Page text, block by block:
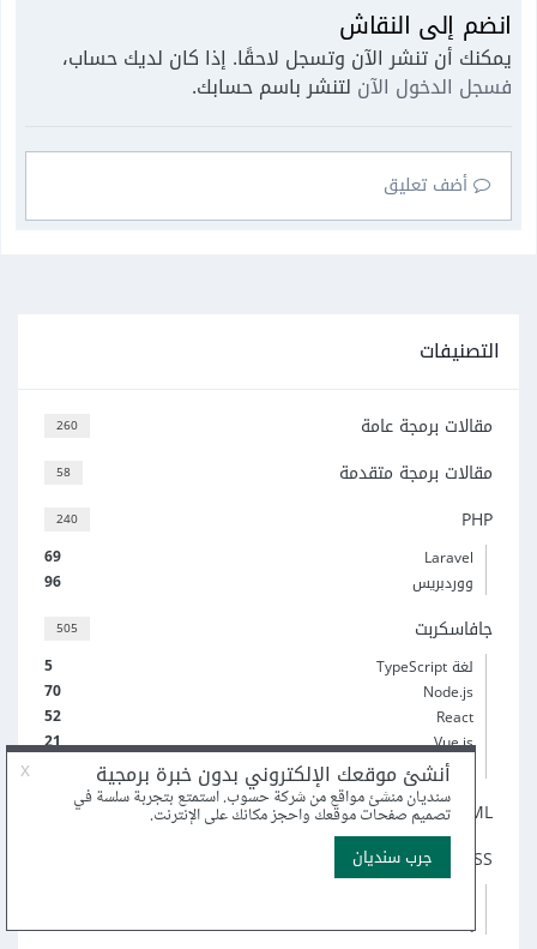
انضم إلى النقاش
يمكنك أن تنشر الآن وتسجل لاحقًا. إذا كان لديك حساب،
فسجل الدخول الآن لتنشر باسم حسابك.
أضف تعليق
التصنيفات
260 مقالات برمجة عامة
58 مقالات برمجة متقدمة
240 PHP
69
Laravel
96
ووردبريس
505 جافاسكربت
5
لغة TypeScript
70
Node.js
52
React
21
Vue.js
HTML
CSS